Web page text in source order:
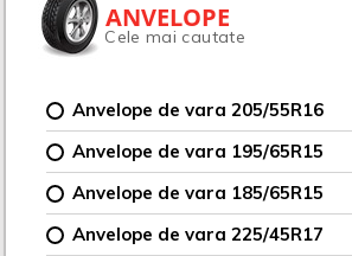
ANVELOPE
Cele mai cautate
Anvelope de vara 205/55R16
Anvelope de vara 195/65R15
Anvelope de vara 185/65R15
Anvelope de vara 225/45R17